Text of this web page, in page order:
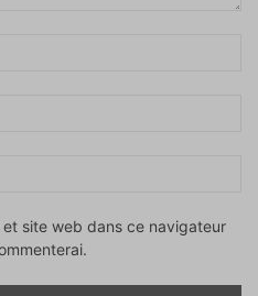
et site web dans ce navigateur